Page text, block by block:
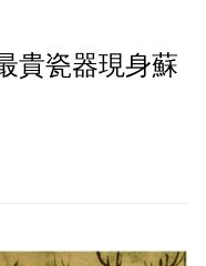
貴瓷器現身蘇